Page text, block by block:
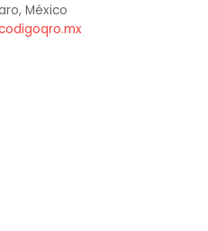
México